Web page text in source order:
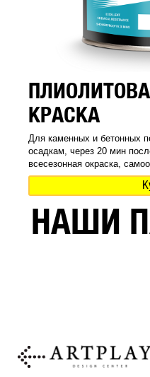
КРАСКА
Для каменных и бетонных
осадкам, через 20 мин
всесезонная окраска,
НАШИ